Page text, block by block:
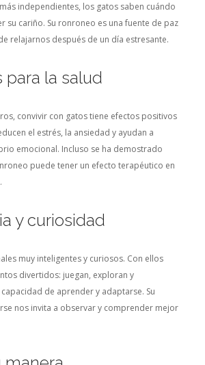
independientes, los gatos saben cuándo
su cariño. Su ronroneo es una fuente de paz
relajarnos después de un día estresante.
para la salud
convivir con gatos tiene efectos positivos
el estrés, la ansiedad y ayudan a
emocional. Incluso se ha demostrado
puede tener un efecto terapéutico en
y curiosidad
muy inteligentes y curiosos. Con ellos
divertidos: juegan, exploran y
de aprender y adaptarse. Su
nos invita a observar y comprender mejor